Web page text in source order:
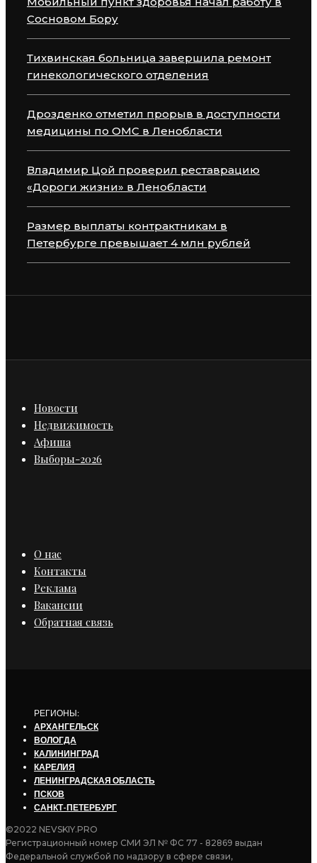
Сосновом Бору
Тихвинская больница завершила ремонт
гинекологического отделения
Дрозденко отметил прорыв в доступности
медицины по ОМС в Ленобласти
Владимир Цой проверил реставрацию
«Дороги жизни» в Ленобласти
Размер выплаты контрактникам в
Петербурге превышает 4 млн рублей
Новости
Недвижимость
Афиша
Выборы-2026
О нас
Контакты
Реклама
Вакансии
Обратная связь
РЕГИОНЫ:
АРХАНГЕЛЬСК
ВОЛОГДА
КАЛИНИНГРАД
КАРЕЛИЯ
ЛЕНИНГРАДСКАЯ ОБЛАСТЬ
ПСКОВ
САНКТ-ПЕТЕРБУРГ
©2022 NEVSKIY.PRO
Регистрационный номер СМИ ЭЛ № ФС 77 - 82869 выдан
Федеральной службой по надзору в сфере связи,